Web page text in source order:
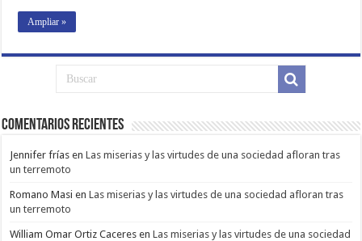
Ampliar »
Comentarios Recientes
Jennifer frías enLas miserias y las virtudes de una sociedad afloran tras
un terremoto
Romano Masi enLas miserias y las virtudes de una sociedad afloran tras
un terremoto
William Omar Ortiz Caceres enLas miserias y las virtudes de una sociedad